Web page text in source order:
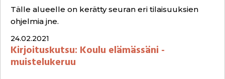
Tälle alueelle on kerätty seuran eri tilaisuuksien
ohjelmia jne.
24.02.2021
Kirjoituskutsu: Koulu elämässäni -
muistelukeruu